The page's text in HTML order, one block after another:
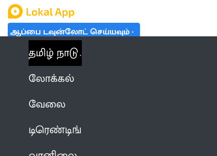
ஆப்பை டவுன்லோட் செய்யவும்
தமிழ் நாடு
லோக்கல்
வேலை
டிரெண்டிங்